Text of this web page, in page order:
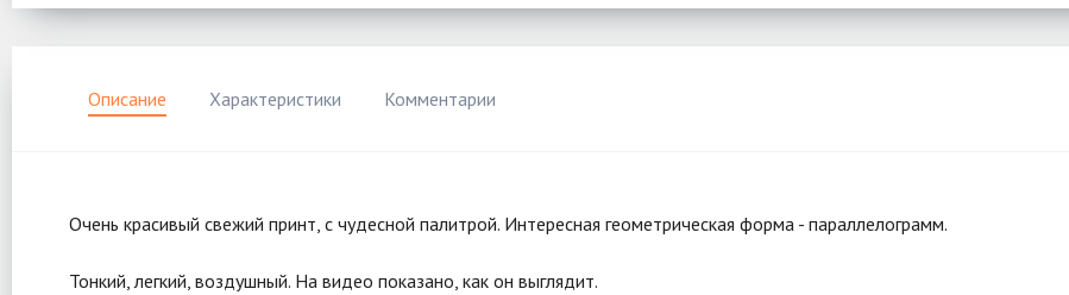
Описание Характеристики Комментарии
Очень красивый свежий принт, с чудесной палитрой. Интересная геометрическая форма - параллелограмм.
Тонкий, легкий, воздушный. На видео показано, как он выглядит.